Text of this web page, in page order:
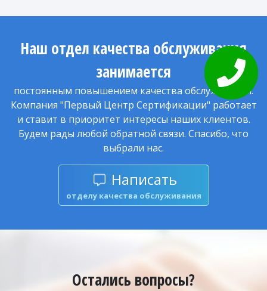
Закажите
звонок
Наш отдел качества обслуживания
занимается
постоянным повышением качества обслуживания.
Компания "Первый Центр Сертификации" работает
и ставит в приоритет интересы наших клиентов.
Будем рады любой обратной связи. Спасибо, что
выбрали нас.
Написать
отделу качества обслуживания
Остались вопросы?